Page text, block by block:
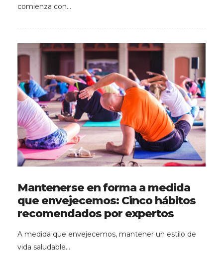
comienza con…
Mantenerse en forma a medida
que envejecemos: Cinco hábitos
recomendados por expertos
A medida que envejecemos, mantener un estilo de
vida saludable…